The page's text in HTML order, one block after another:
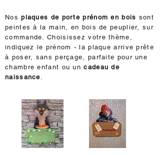
Nosplaques de porte prénom en bois sont
peintes à la main, en bois de peuplier, sur
commande. Choisissez votre thème,
indiquez le prénom - la plaque arrive prête
à poser, sans perçage, parfaite pour une
chambre enfant ou uncadeau de
naissance.